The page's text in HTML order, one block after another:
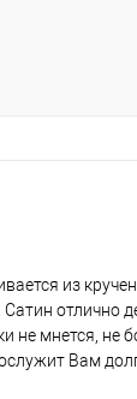
из
отлично
не мнется, не
Вам